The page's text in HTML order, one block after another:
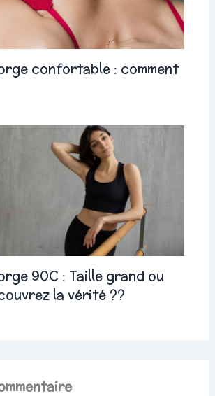
confortable : comment
90C : Taille grand ou
la vérité ??